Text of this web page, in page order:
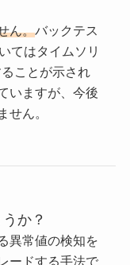
ん。バックテス
てはタイムソリ
ことが示され
いますが、今後
せん。
か？
異常値の検知を
ードする手法で